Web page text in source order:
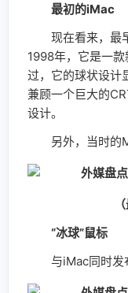
最初的iMac
现在看来，最早
1998年，它是一
过，它的球状设计
兼顾一个巨大的
设计。
另外，当时的
“冰球”鼠标
与iMac同时发布